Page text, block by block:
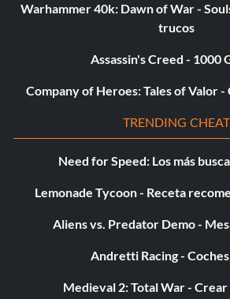
Warhammer 40k: Dawn of War -
trucos
Assassin's Creed - 1000
Company of Heroes: Tales of Valor -
TRENDING CHEAT
Need for Speed: Los más
Lemonade Tycoon - Receta
Aliens vs. Predator Demo -
Andretti Racing -
Medieval 2: Total War - Crear